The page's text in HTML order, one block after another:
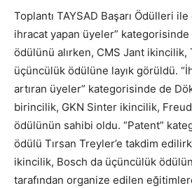
Toplantı TAYSAD Başarı Ödülleri
ihracat yapan üyeler”
ödülünü alırken, CMS Jant ikincilik,
üçüncülük ödülüne layık görüldü.
artıran üyeler” kategorisinde de
birincilik, GKN Sinter ikincilik,
ödülünün sahibi oldu. “Patent”
ödülü Tırsan Treyler’e takdim
ikincilik, Bosch da üçüncülük
tarafından organize edilen